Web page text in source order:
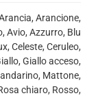
Arancione,
Avio, Azzurro, Blu
Celeste, Ceruleo,
Giallo acceso,
Mattone,
chiaro, Rosso,